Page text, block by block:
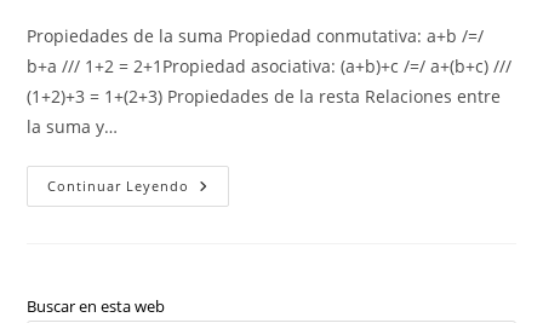
la
entrada:
Propiedades de la suma Propiedad conmutativa: a+b /=/
b+a /// 1+2 = 2+1Propiedad asociativa: (a+b)+c /=/ a+(b+c) ///
(1+2)+3 = 1+(2+3) Propiedades de la resta Relaciones entre
la suma y…
Continuar Leyendo Propiedades:
Suma,
Buscar en esta web